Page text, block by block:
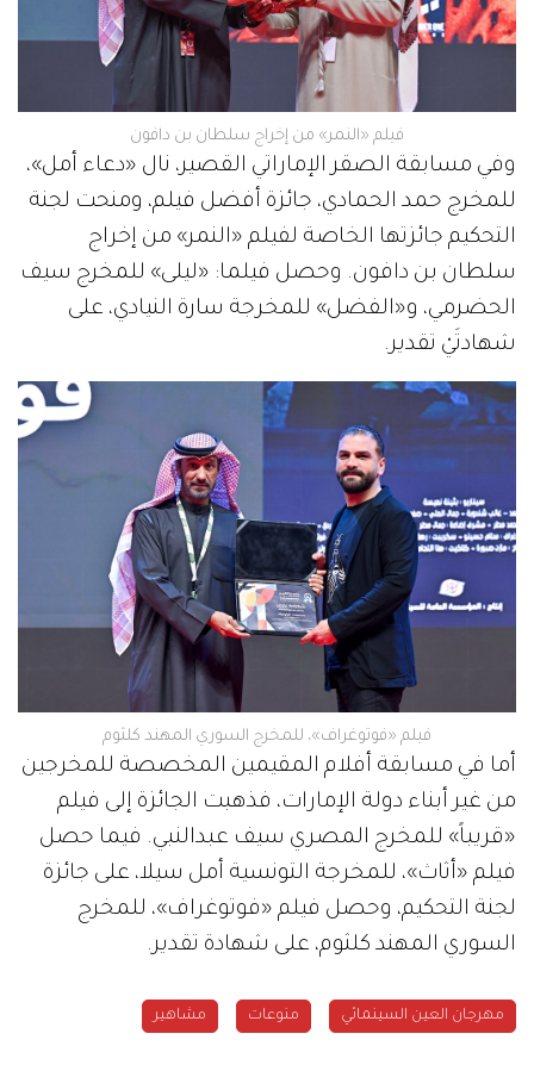
فيلم «النمر» من إخراج سلطان بن دافون
وفي مسابقة الصقر الإماراتي القصير، نال «دعاء أمل»،
للمخرج حمد الحمادي، جائزة أفضل فيلم، ومنحت لجنة
التحكيم جائزتها الخاصة لفيلم «النمر» من إخراج
سلطان بن دافون. وحصل فيلما: «ليلى» للمخرج سيف
الحضرمي، و«الفضل» للمخرجة سارة النيادي، على
شهادتَيْ تقدير.
فيلم «فوتوغراف»، للمخرج السوري المهند كلثوم
أما في مسابقة أفلام المقيمين المخصصة للمخرجين
من غير أبناء دولة الإمارات، فذهبت الجائزة إلى فيلم
«قريباً» للمخرج المصري سيف عبدالنبي. فيما حصل
فيلم «أثاث»، للمخرجة التونسية أمل سيلا، على جائزة
لجنة التحكيم، وحصل فيلم «فوتوغراف»، للمخرج
السوري المهند كلثوم، على شهادة تقدير.
مهرجان العين السينمائي منوعات مشاهير